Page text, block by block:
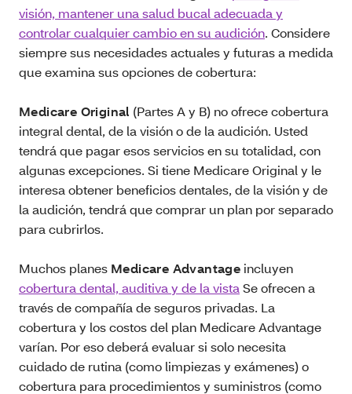
visión, mantener una salud bucal adecuada y
controlar cualquier cambio en su audición. Considere
siempre sus necesidades actuales y futuras a medida
que examina sus opciones de cobertura:
Medicare Original (Partes A y B) no ofrece cobertura
integral dental, de la visión o de la audición. Usted
tendrá que pagar esos servicios en su totalidad, con
algunas excepciones. Si tiene Medicare Original y le
interesa obtener beneficios dentales, de la visión y de
la audición, tendrá que comprar un plan por separado
para cubrirlos.
Muchos planes Medicare Advantage incluyen
cobertura dental, auditiva y de la vista Se ofrecen a
través de compañía de seguros privadas. La
cobertura y los costos del plan Medicare Advantage
varían. Por eso deberá evaluar si solo necesita
cuidado de rutina (como limpiezas y exámenes) o
cobertura para procedimientos y suministros (como